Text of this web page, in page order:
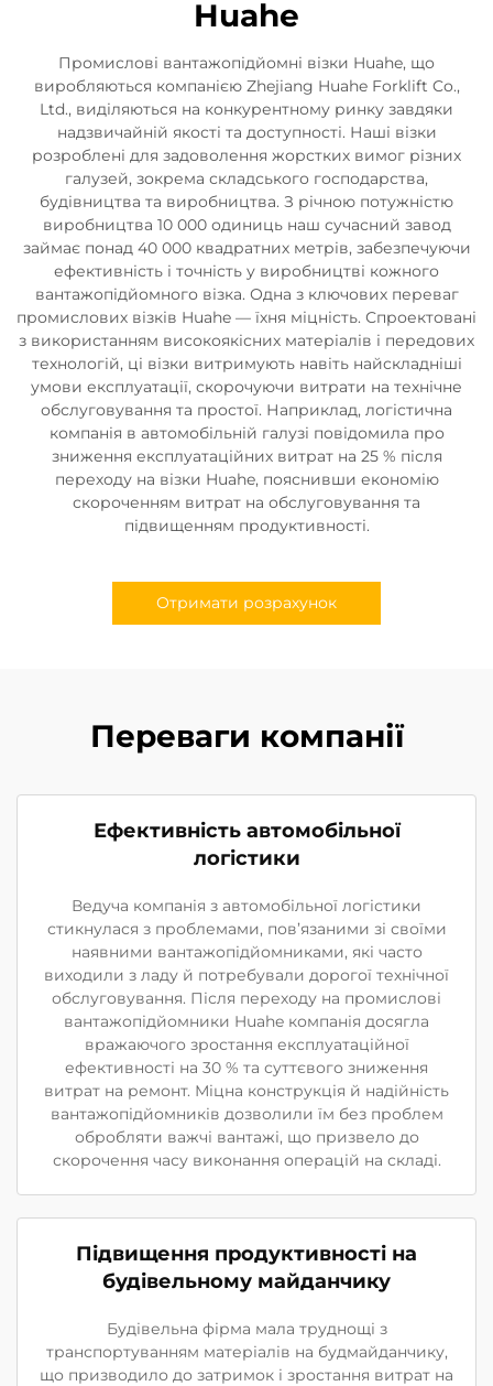
Huahe
Промислові вантажопідйомні візки Huahe, що
виробляються компанією Zhejiang Huahe Forklift Co.,
Ltd., виділяються на конкурентному ринку завдяки
надзвичайній якості та доступності. Наші візки
розроблені для задоволення жорстких вимог різних
галузей, зокрема складського господарства,
будівництва та виробництва. З річною потужністю
виробництва 10 000 одиниць наш сучасний завод
займає понад 40 000 квадратних метрів, забезпечуючи
ефективність і точність у виробництві кожного
вантажопідйомного візка. Одна з ключових переваг
промислових візків Huahe — їхня міцність. Спроектовані
з використанням високоякісних матеріалів і передових
технологій, ці візки витримують навіть найскладніші
умови експлуатації, скорочуючи витрати на технічне
обслуговування та простої. Наприклад, логістична
компанія в автомобільній галузі повідомила про
зниження експлуатаційних витрат на 25 % після
переходу на візки Huahe, пояснивши економію
скороченням витрат на обслуговування та
підвищенням продуктивності.
Отримати розрахунок
Переваги компанії
Ефективність автомобільної
логістики
Ведуча компанія з автомобільної логістики
стикнулася з проблемами, пов’язаними зі своїми
наявними вантажопідйомниками, які часто
виходили з ладу й потребували дорогої технічної
обслуговування. Після переходу на промислові
вантажопідйомники Huahe компанія досягла
вражаючого зростання експлуатаційної
ефективності на 30 % та суттєвого зниження
витрат на ремонт. Міцна конструкція й надійність
вантажопідйомників дозволили їм без проблем
обробляти важчі вантажі, що призвело до
скорочення часу виконання операцій на складі.
Підвищення продуктивності на
будівельному майданчику
Будівельна фірма мала труднощі з
транспортуванням матеріалів на будмайданчику,
що призводило до затримок і зростання витрат на